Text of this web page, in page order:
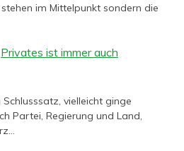
im Mittelpunkt sondern die
Privates ist immer auch
vielleicht ginge
Partei, Regierung und Land,